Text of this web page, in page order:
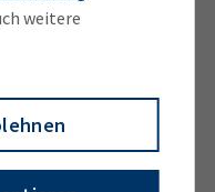
weitere
und
die freien
wird auch
kleiner. Umso